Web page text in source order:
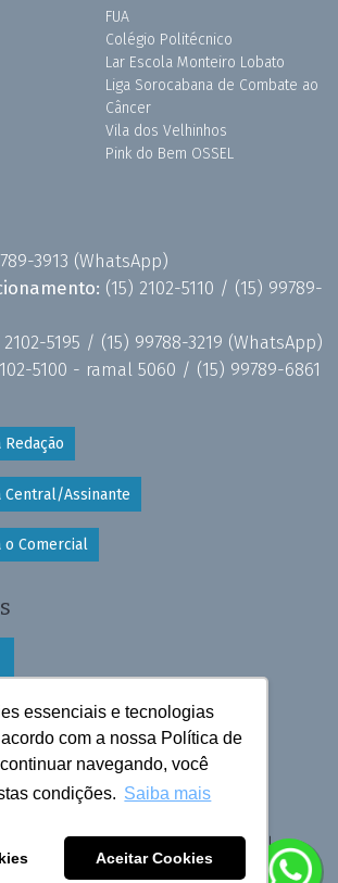
essenciais e tecnologias
com a nossa Política de
navegando, você
condições. Saiba mais
Aceitar Cookies
FUA
Colégio Politécnico
Lar Escola Monteiro Lobato
Liga Sorocabana de Combate ao
Câncer
Vila dos Velhinhos
Pink do Bem OSSEL
3913 (WhatsApp)
(15) 2102-5110 / (15) 99789-
2102-5195 / (15) 99788-3219 (WhatsApp)
5100 - ramal 5060 / (15) 99789-6861
Central/Assinante
o Comercial
aplicativo
reservados © 2026 Cruzeiro do Sul